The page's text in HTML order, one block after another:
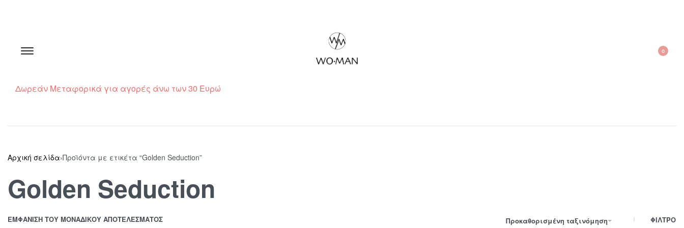
0
Δωρεάν Μεταφορικά για αγορές άνω των 30 Ευρώ
Αρχική σελίδα›Προϊόντα με ετικέτα “Golden Seduction”
Golden Seduction
ΕΜΦΆΝΙΣΗ ΤΟΥ ΜΟΝΑΔΙΚΟΎ ΑΠΟΤΕΛΈΣΜΑΤΟΣ Προκαθορισμένη ταξινόμηση ΦΙΛΤΡΟ